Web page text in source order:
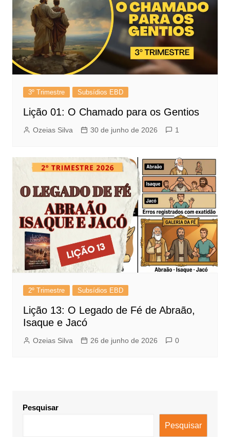
3º Trimestre Subsídios EBD
Lição 01: O Chamado para os Gentios
Ozeias Silva 30 de junho de 2026 1
2º Trimestre Subsídios EBD
Lição 13: O Legado de Fé de Abraão,
Isaque e Jacó
Ozeias Silva 26 de junho de 2026 0
Pesquisar
Pesquisar